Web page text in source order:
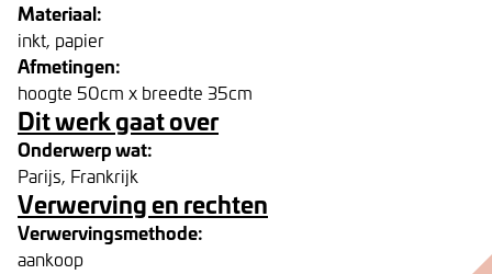
Materiaal:
inkt, papier
Afmetingen:
hoogte 50cm x breedte 35cm
Dit werk gaat over
Onderwerp wat:
Parijs, Frankrijk
Verwerving en rechten
Verwervingsmethode:
aankoop